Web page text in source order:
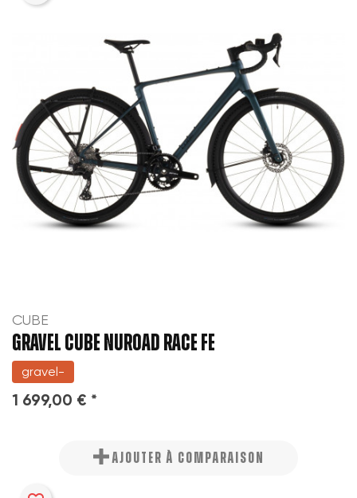
CUBE
GRAVEL CUBE NUROAD RACE FE
gravel-
1 699,00 € *
AJOUTER À COMPARAISON